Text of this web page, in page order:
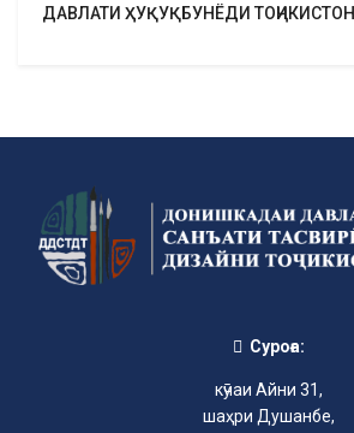
ДАВЛАТИ ҲУҚУҚБУНЁДИ ТОҶИКИСТОН
Суроға:
кӯчаи Айни 31,
шаҳри Душанбе,